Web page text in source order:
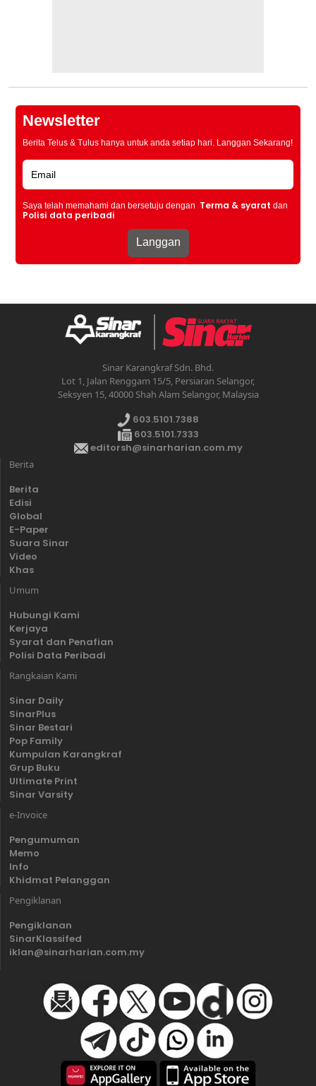
Newsletter
Berita Telus & Tulus hanya untuk anda setiap hari. Langgan Sekarang!
Saya telah memahami dan bersetuju dengan Terma & syarat dan
Polisi data peribadi
Sinar Karangkraf Sdn. Bhd.
Lot 1, Jalan Renggam 15/5, Persiaran Selangor,
Seksyen 15, 40000 Shah Alam Selangor, Malaysia
603.5101.7388
603.5101.7333
editorsh@sinarharian.com.my
Berita
Berita
Edisi
Global
E-Paper
Suara Sinar
Video
Khas
Umum
Hubungi Kami
Kerjaya
Syarat dan Penafian
Polisi Data Peribadi
Rangkaian Kami
Sinar Daily
SinarPlus
Sinar Bestari
Pop Family
Kumpulan Karangkraf
Grup Buku
Ultimate Print
Sinar Varsity
e-Invoice
Pengumuman
Memo
Info
Khidmat Pelanggan
Pengiklanan
Pengiklanan
SinarKlassifed
iklan@sinarharian.com.my